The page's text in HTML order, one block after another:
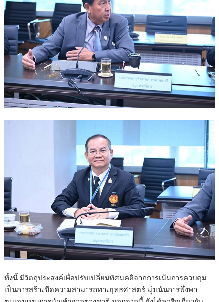
ทั้งนี้ มีวัตถุประสงค์เพื่อปรับเปลี่ยนทัศนคติจากการเน้นการควบคุม
เป็นการสร้างขีดความสามารถทางยุทธศาสตร์ มุ่งเน้นการพึ่งพา